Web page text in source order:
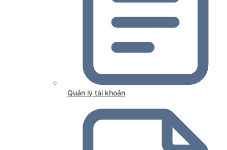
Quản lý tài khoản